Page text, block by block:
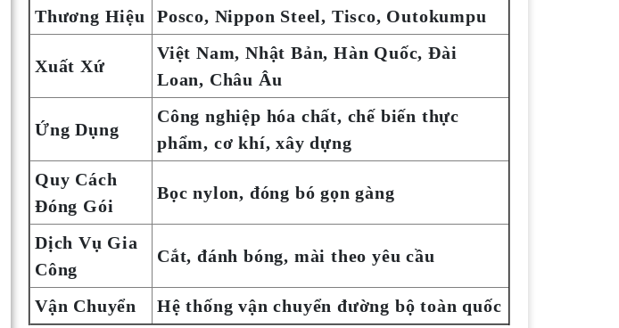
Thương Hiệu Posco, Nippon Steel, Tisco, Outokumpu
Xuất Xứ
Việt Nam, Nhật Bản, Hàn Quốc, Đài
Loan, Châu Âu
Ứng Dụng
Công nghiệp hóa chất, chế biến thực
phẩm, cơ khí, xây dựng
Quy Cách
Đóng Gói
Bọc nylon, đóng bó gọn gàng
Dịch Vụ Gia
Công
Cắt, đánh bóng, mài theo yêu cầu
Vận Chuyển
Hệ thống vận chuyển đường bộ toàn quốc